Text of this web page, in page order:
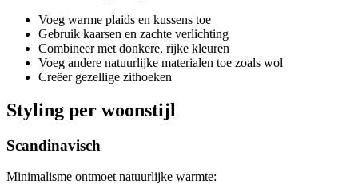
Voeg warme plaids en kussens toe
Gebruik kaarsen en zachte verlichting
Combineer met donkere, rijke kleuren
Voeg andere natuurlijke materialen toe zoals wol
Creëer gezellige zithoeken
Styling per woonstijl
Scandinavisch
Minimalisme ontmoet natuurlijke warmte: